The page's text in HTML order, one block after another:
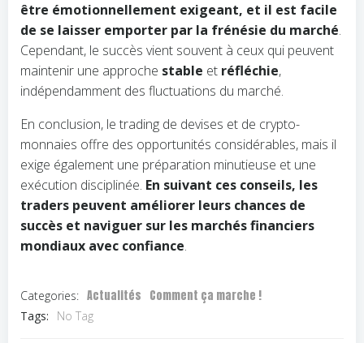
être émotionnellement exigeant, et il est facile
de se laisser emporter par la frénésie du marché.
Cependant, le succès vient souvent à ceux qui peuvent
maintenir une approche stable et réfléchie,
indépendamment des fluctuations du marché.
En conclusion, le trading de devises et de crypto-
monnaies offre des opportunités considérables, mais il
exige également une préparation minutieuse et une
exécution disciplinée. En suivant ces conseils, les
traders peuvent améliorer leurs chances de
succès et naviguer sur les marchés financiers
mondiaux avec confiance.
Categories: Actualités Comment ça marche !
Tags: No Tag